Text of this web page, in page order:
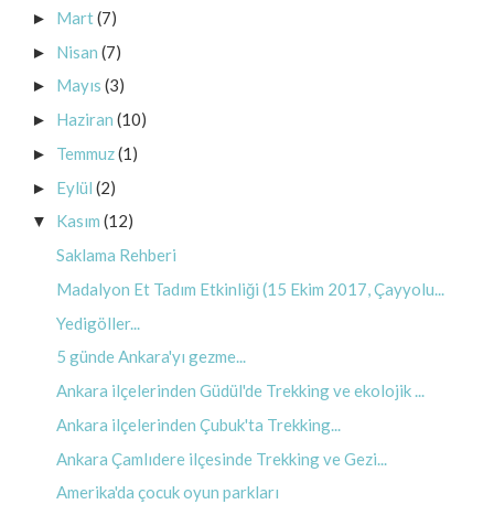
► Mart(7)
► Nisan (7)
► Mayıs (3)
► Haziran (10)
► Temmuz(1)
► Eylül (2)
▼ Kasım (12)
Saklama Rehberi
Madalyon Et Tadım Etkinliği (15 Ekim 2017, Çayyolu...
Yedigöller...
5 günde Ankara'yı gezme...
Ankara ilçelerinden Güdül'de Trekking ve ekolojik ...
Ankara ilçelerinden Çubuk'ta Trekking...
Ankara Çamlıdere ilçesinde Trekking ve Gezi...
Amerika'da çocuk oyun parkları